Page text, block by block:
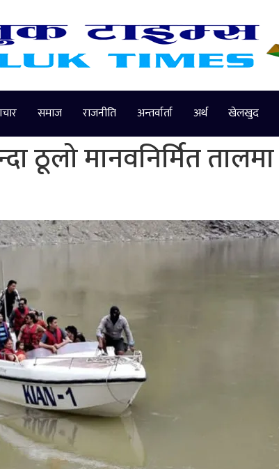
समाज राजनीति अन्तर्वार्ता अर्थ खेलखुद
ठूलो मानवनिर्मित